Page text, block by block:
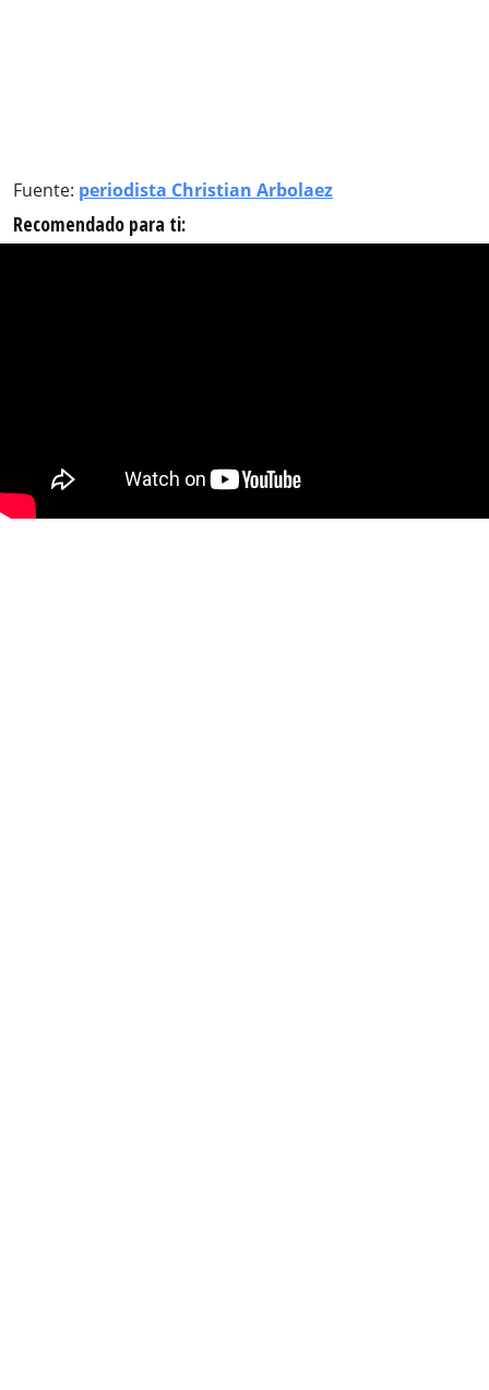
Fuente: periodista Christian Arbolaez
Recomendado para ti: